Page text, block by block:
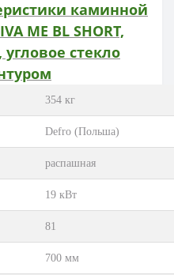
каминной
ME BL SHORT,
стекло
354 кг
Defro (Польша)
распашная
19 кВт
81
700 мм